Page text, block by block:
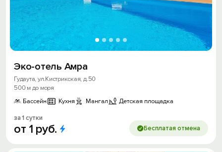
Эко-отель Амра
Гудаута, ул.Кистрикская, д.50
500 м до моря
Бассейн
Кухня Мангал Детская площадка
за 1 сутки
от 1 руб. Бесплатая отмена